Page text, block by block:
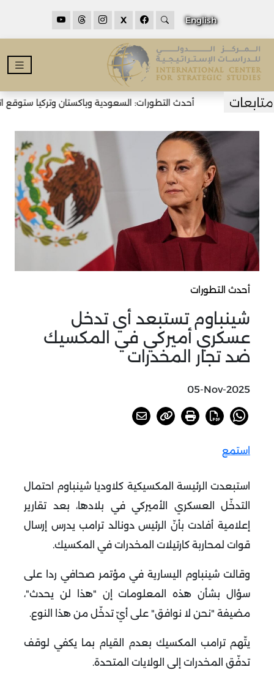
English
X
أحدث التطورات: السعودية وباكستان وتركيا ستوقع
أحدث التطورات
شينباوم تستبعد أي تدخل
عسكري أميركي في المكسيك
ضد تجار المخدرات
05-Nov-2025
استمع
استبعدت الرئيسة المكسيكية كلاوديا شينباوم احتمال
التدخّل العسكري الأميركي في بلادها، بعد تقارير
إعلامية أفادت بأنّ الرئيس دونالد ترامب يدرس إرسال
قوات لمحاربة كارتيلات المخدرات في المكسيك.
وقالت شينباوم اليسارية في مؤتمر صحافي ردا على
سؤال بشأن هذه المعلومات إن "هذا لن يحدث"،
مضيفة "نحن لا نوافق" على أيّ تدخّل من هذا النوع.
يتّهم ترامب المكسيك بعدم القيام بما يكفي لوقف
تدفّق المخدرات إلى الولايات المتحدة.